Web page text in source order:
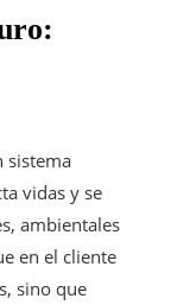
sistema
vidas y se
ambientales
en el cliente
sino que